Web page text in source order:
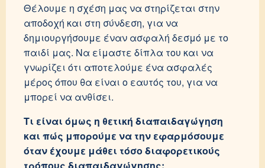
Θέλουμε η σχέση μας να στηρίζεται στην
αποδοχή και στη σύνδεση, για να
δημιουργήσουμε έναν ασφαλή δεσμό με το
παιδί μας. Να είμαστε δίπλα του και να
γνωρίζει ότι αποτελούμε ένα ασφαλές
μέρος όπου θα είναι ο εαυτός του, για να
μπορεί να ανθίσει.
Τι είναι όμως η θετική διαπαιδαγώγηση
και πώς μπορούμε να την εφαρμόσουμε
όταν έχουμε μάθει τόσο διαφορετικούς
τρόπους διαπαιδαγώγησης;